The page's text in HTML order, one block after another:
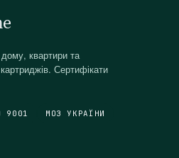
квартири та
Сертифікати
9001 МОЗ УКРАЇНИ